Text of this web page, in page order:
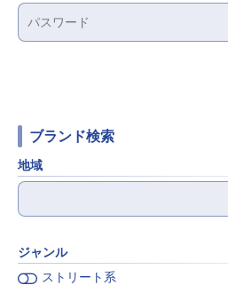
ブランド検索
地域
ジャンル
ストリート系